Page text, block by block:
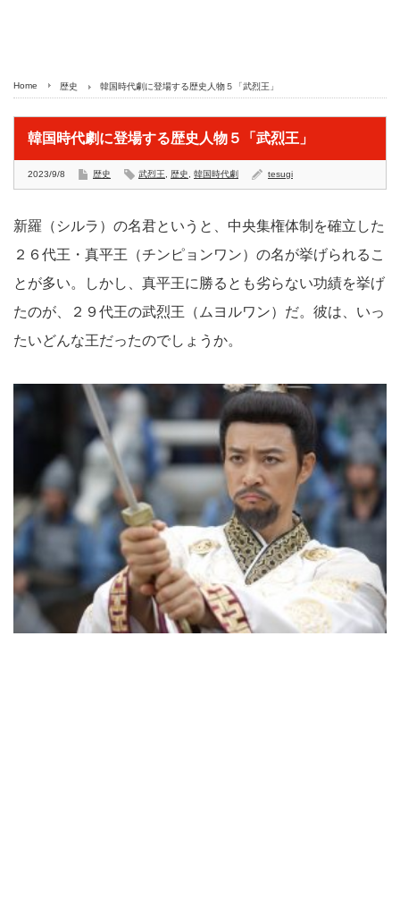
Home 歴史 韓国時代劇に登場する歴史人物５「武烈王」
韓国時代劇に登場する歴史人物５「武烈王」
2023/9/8 歴史 武烈王 歴史 韓国時代劇 tesugi
新羅（シルラ）の名君というと、中央集権体制を確立した
２６代王・真平王（チンピョンワン）の名が挙げられるこ
とが多い。しかし、真平王に勝るとも劣らない功績を挙げ
たのが、２９代王の武烈王（ムヨルワン）だ。彼は、いっ
たいどんな王だったのでしょうか。